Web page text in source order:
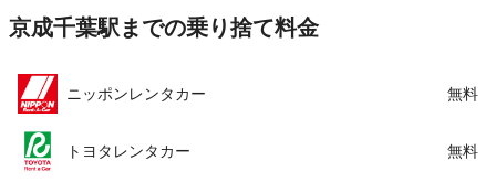
京成千葉駅までの乗り捨て料金
ニッポンレンタカー 無料
トヨタレンタカー 無料